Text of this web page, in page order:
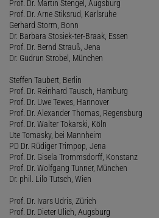
Prof. Dr. Martin Stengel, Augsburg
Prof. Dr. Arne Stiksrud, Karlsruhe
Gerhard Storm, Bonn
Dr. Barbara Stosiek-ter-Braak, Essen
Prof. Dr. Bernd Strauß, Jena
Dr. Gudrun Strobel, München
Steffen Taubert, Berlin
Prof. Dr. Reinhard Tausch, Hamburg
Prof. Dr. Uwe Tewes, Hannover
Prof. Dr. Alexander Thomas, Regensburg
Prof. Dr. Walter Tokarski, Köln
Ute Tomasky, bei Mannheim
PD Dr. Rüdiger Trimpop, Jena
Prof. Dr. Gisela Trommsdorff, Konstanz
Prof. Dr. Wolfgang Tunner, München
Dr. phil. Lilo Tutsch, Wien
Prof. Dr. Ivars Udris, Zürich
Prof. Dr. Dieter Ulich, Augsburg